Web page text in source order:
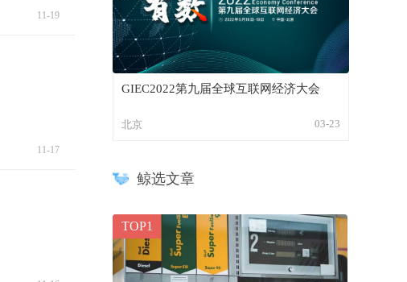
11-19
11-17
GIEC2022第九届全球互联网经济大会
北京 03-23
鲸选文章
TOP1